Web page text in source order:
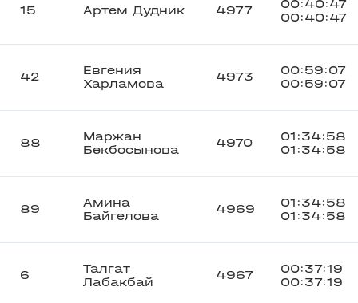
15 Артем Дудник 4977
00:40:47
00:40:47
42
Евгения
Харламова
4973
00:59:07
00:59:07
88
Маржан
Бекбосынова
4970
01:34:58
01:34:58
89
Амина
Байгелова
4969
01:34:58
01:34:58
6
Талгат
Лабакбай
4967
00:37:19
00:37:19